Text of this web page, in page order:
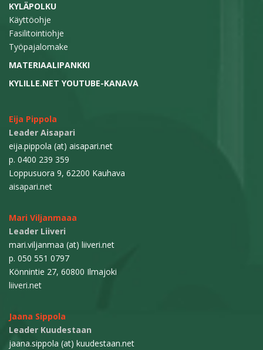
KYLÄPOLKU
Käyttöohje
Fasilitointiohje
Työpajalomake
MATERIAALIPANKKI
KYLILLE.NET YOUTUBE-KANAVA
Eija Pippola
Leader Aisapari
eija.pippola (at) aisapari.net
p. 0400 239 359
Loppusuora 9, 62200 Kauhava
aisapari.net
Mari Viljanmaaa
Leader Liiveri
mari.viljanmaa (at) liiveri.net
p. 050 551 0797
Könnintie 27, 60800 Ilmajoki
liiveri.net
Jaana Sippola
Leader Kuudestaan
jaana.sippola (at) kuudestaan.net